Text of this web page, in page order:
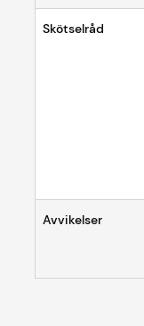
Skötselråd
Avvikelser